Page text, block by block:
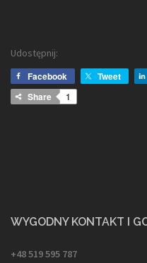
Udostępnij:
Facebook
Tweet
Share
1
WYGODNY KONTAKT I
+48 519 595 787